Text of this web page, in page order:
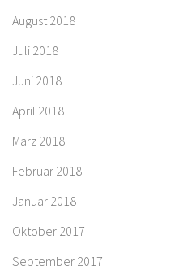
August 2018
Juli 2018
Juni 2018
April 2018
März 2018
Februar 2018
Januar 2018
Oktober 2017
September 2017